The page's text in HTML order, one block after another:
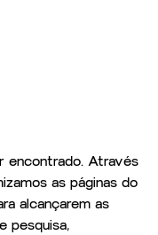
encontrado. Através
as páginas do
alcançarem as
pesquisa,